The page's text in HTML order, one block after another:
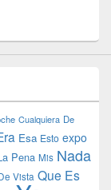
Cualquiera De
Esa Esto expo
Pena Mis Nada
Vista Que Es